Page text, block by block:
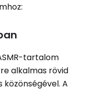
tartalom
alkalmas rövid
közönségével. A